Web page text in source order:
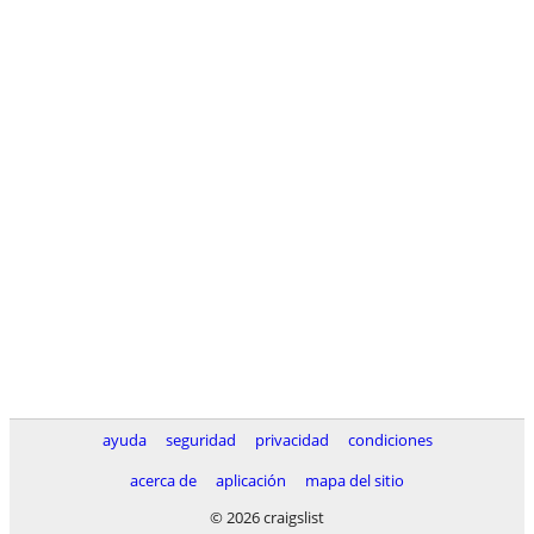
ayuda seguridad privacidad
condiciones
acerca de
aplicación
mapa del sitio
© 2026 craigslist